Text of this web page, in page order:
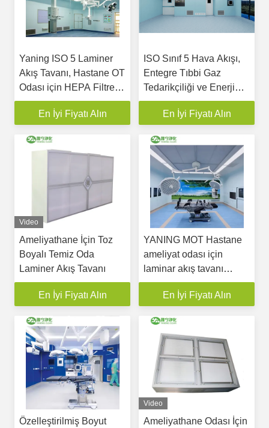
Yaning ISO 5 Laminer
Akış Tavanı, Hastane OT
Odası için HEPA Filtresi
99.995%@0.3 ve
Özelleştirilebilir Boyut
En İyi Fiyatı Alın
ISO Sınıf 5 Hava Akışı,
Entegre Tıbbi Gaz
Tedarikçiliği ve Enerji
Tasarruflu EC Fanları ile
Modüler Ameliyathane
Sistemi
En İyi Fiyatı Alın
Video
Ameliyathane İçin Toz
Boyalı Temiz Oda
Laminer Akış Tavanı
En İyi Fiyatı Alın
YANING MOT Hastane
ameliyat odası için
laminar akış tavanı
HEPA filtre ve
dokunmatik ekran
modüler ameliyat odası
En İyi Fiyatı Alın
Özelleştirilmiş Boyut
Video
Ameliyathane Odası İçin